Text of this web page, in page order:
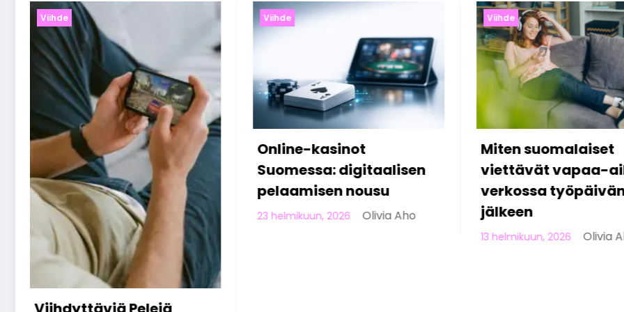
Viihde
Online-kasinot
Suomessa: digitaalisen
pelaamisen nousu
23 helmikuun, 2026 Olivia Aho
Viihde
Miten suomalaiset
viettävät vapaa-aikaa
verkossa työpäivän
jälkeen
Viihde
5 asiaa, joita et
modernista online-
uhkapelaamisesta
10 helmikuun, 2026